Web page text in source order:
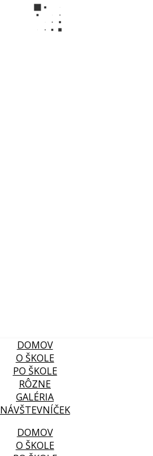
DOMOV
O ŠKOLE
PO ŠKOLE
RÔZNE
GALÉRIA
NÁVŠTEVNÍČEK
DOMOV
O ŠKOLE